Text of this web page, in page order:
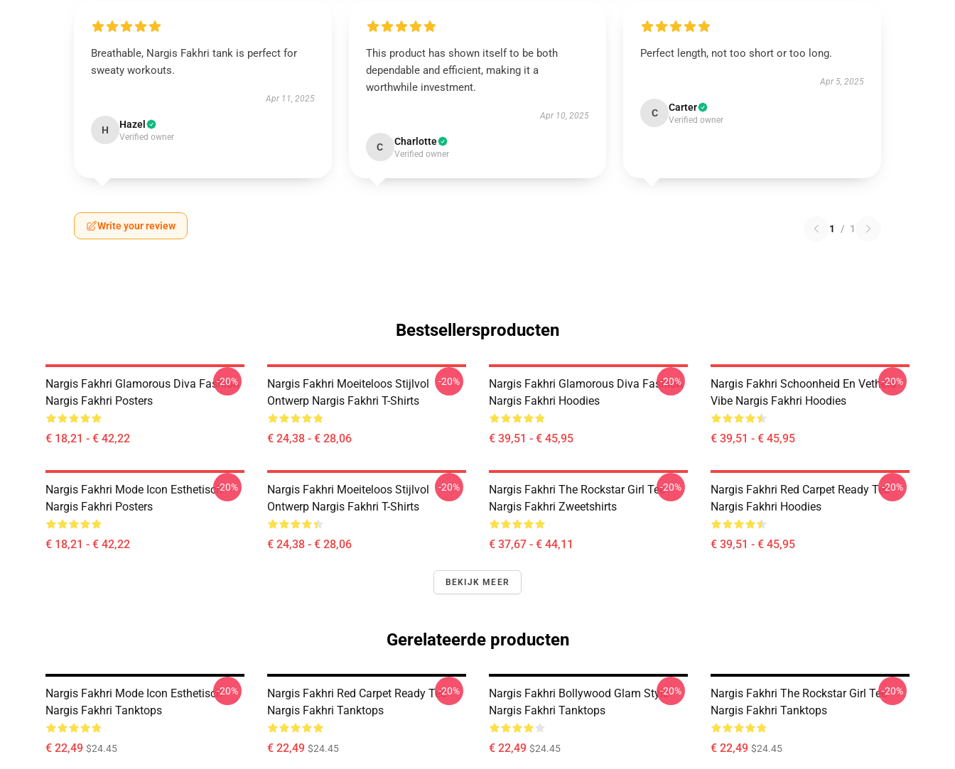
Breathable, Nargis Fakhri tank is perfect for
sweaty workouts.
Apr 11, 2025
H Hazel
Verified owner
This product has shown itself to be both
dependable and efficient, making it a
worthwhile investment.
Apr 10, 2025
C Charlotte
Verified owner
Perfect length, not too short or too long.
Apr 5, 2025
C Carter
Verified owner
Write your review 1 / 1
Bestsellersproducten
Nargis Fakhri Glamorous Diva Fashion
Nargis Fakhri Posters
€ 18,21 - € 42,22
-20%
Nargis Fakhri Moeiteloos Stijlvol
Ontwerp Nargis Fakhri T-Shirts
€ 24,38 - € 28,06
-20%
Nargis Fakhri Glamorous Diva Fashion
Nargis Fakhri Hoodies
€ 39,51 - € 45,95
-20%
Nargis Fakhri Schoonheid En Vetheid
Vibe Nargis Fakhri Hoodies
€ 39,51 - € 45,95
-20%
Nargis Fakhri Mode Icon Esthetisch
Nargis Fakhri Posters
€ 18,21 - € 42,22
-20%
Nargis Fakhri Moeiteloos Stijlvol
Ontwerp Nargis Fakhri T-Shirts
€ 24,38 - € 28,06
-20%
Nargis Fakhri The Rockstar Girl Tee
Nargis Fakhri Zweetshirts
€ 37,67 - € 44,11
-20%
Nargis Fakhri Red Carpet Ready Tee
Nargis Fakhri Hoodies
€ 39,51 - € 45,95
-20%
BEKIJK MEER
Gerelateerde producten
Nargis Fakhri Mode Icon Esthetisch
Nargis Fakhri Tanktops
€ 22,49 $24.45
-20%
Nargis Fakhri Red Carpet Ready Tee
Nargis Fakhri Tanktops
€ 22,49 $24.45
-20%
Nargis Fakhri Bollywood Glam Style
Nargis Fakhri Tanktops
€ 22,49 $24.45
-20%
Nargis Fakhri The Rockstar Girl Tee
Nargis Fakhri Tanktops
€ 22,49 $24.45
-20%